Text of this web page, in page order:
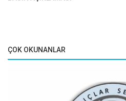
ÇOK OKUNANLAR